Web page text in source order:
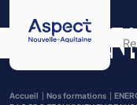
SALON DE
Accueil Nos formations